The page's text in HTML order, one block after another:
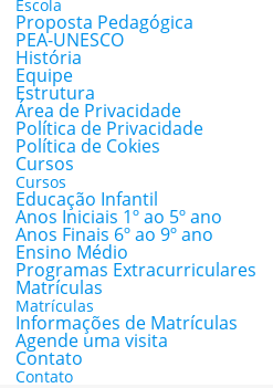
Escola
Proposta Pedagógica
PEA-UNESCO
História
Equipe
Estrutura
Área de Privacidade
Política de Privacidade
Política de Cokies
Cursos
Cursos
Educação Infantil
Anos Iniciais 1º ao 5º ano
Anos Finais 6º ao 9º ano
Ensino Médio
Programas Extracurriculares
Matrículas
Matrículas
Informações de Matrículas
Agende uma visita
Contato
Contato